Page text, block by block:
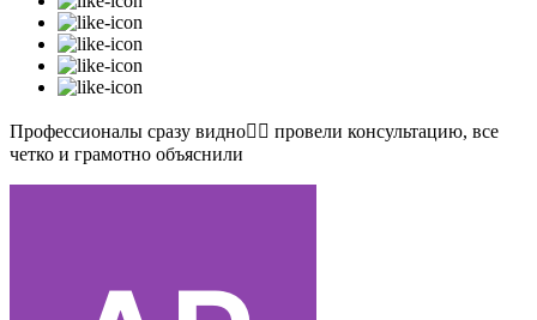
Профессионалы сразу видно👍🏻 провели консультацию, все
четко и грамотно объяснили